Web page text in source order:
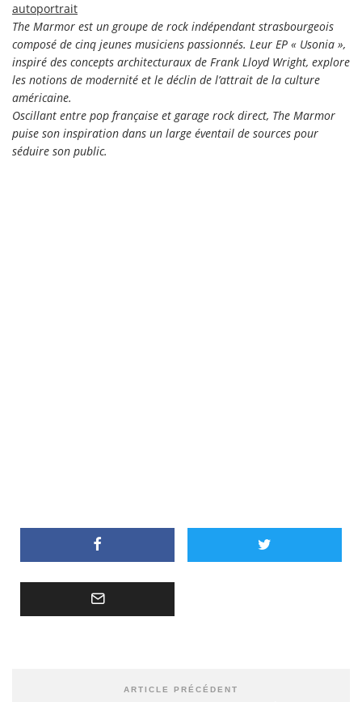
autoportrait
The Marmor est un groupe de rock indépendant strasbourgeois
composé de cinq jeunes musiciens passionnés. Leur EP « Usonia »,
inspiré des concepts architecturaux de Frank Lloyd Wright, explore
les notions de modernité et le déclin de l’attrait de la culture
américaine.
Oscillant entre pop française et garage rock direct, The Marmor
puise son inspiration dans un large éventail de sources pour
séduire son public.
ARTICLE PRÉCÉDENT